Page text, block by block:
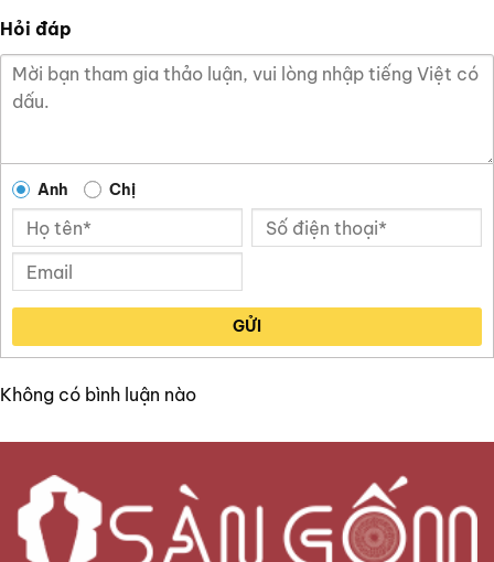
Hỏi đáp
Anh Chị
GỬI
Không có bình luận nào